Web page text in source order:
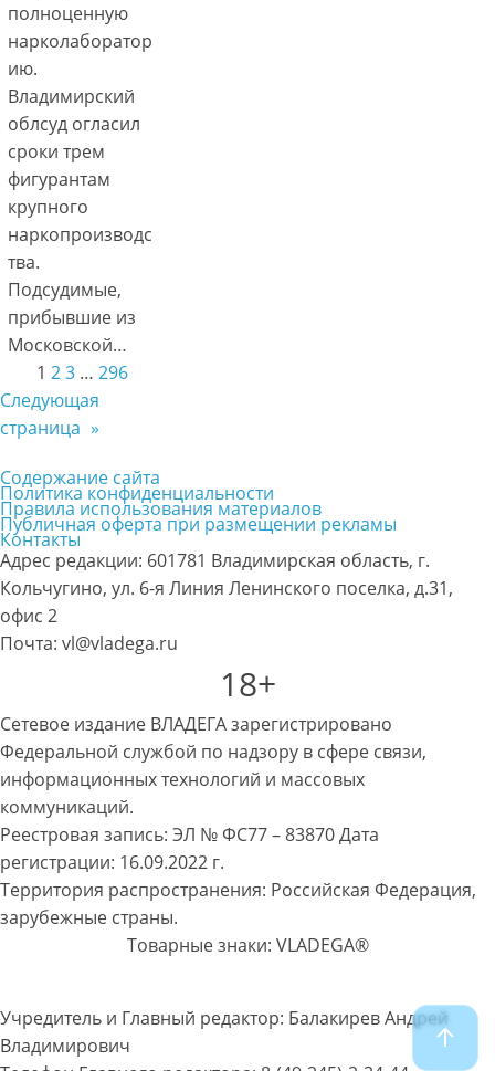
полноценную
нарколаборатор
ию.
Владимирский
облсуд огласил
сроки трем
фигурантам
крупного
наркопроизводс
тва.
Подсудимые,
прибывшие из
Московской…
1 23 … 296
Следующая
страница »
Содержание сайта
Политика конфиденциальности
Правила использования материалов
Публичная оферта при размещении рекламы
Контакты
Адрес редакции: 601781 Владимирская область, г.
Кольчугино, ул. 6-я Линия Ленинского поселка, д.31,
офис 2
Почта: vl@vladega.ru
18+
Сетевое издание ВЛАДЕГА зарегистрировано
Федеральной службой по надзору в сфере связи,
информационных технологий и массовых
коммуникаций.
Реестровая запись: ЭЛ № ФС77 – 83870 Дата
регистрации: 16.09.2022 г.
Территория распространения: Российская Федерация,
зарубежные страны.
Товарные знаки: VLADEGA®
Учредитель и Главный редактор: Балакирев Андрей
Владимирович